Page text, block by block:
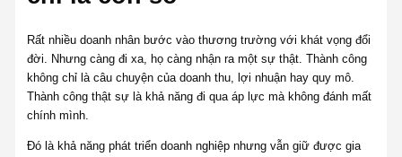
Rất nhiều doanh nhân bước vào thương trường với khát vọng đổi
đời. Nhưng càng đi xa, họ càng nhận ra một sự thật. Thành công
không chỉ là câu chuyện của doanh thu, lợi nhuận hay quy mô.
Thành công thật sự là khả năng đi qua áp lực mà không đánh mất
chính mình.
Đó là khả năng phát triển doanh nghiệp nhưng vẫn giữ được gia